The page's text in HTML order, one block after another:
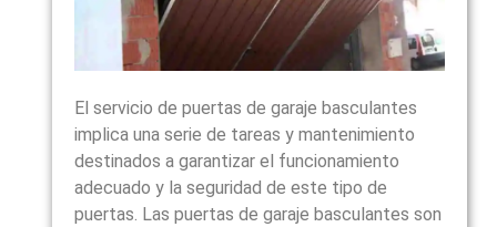
El servicio de puertas de garaje basculantes
implica una serie de tareas y mantenimiento
destinados a garantizar el funcionamiento
adecuado y la seguridad de este tipo de
puertas. Las puertas de garaje basculantes son